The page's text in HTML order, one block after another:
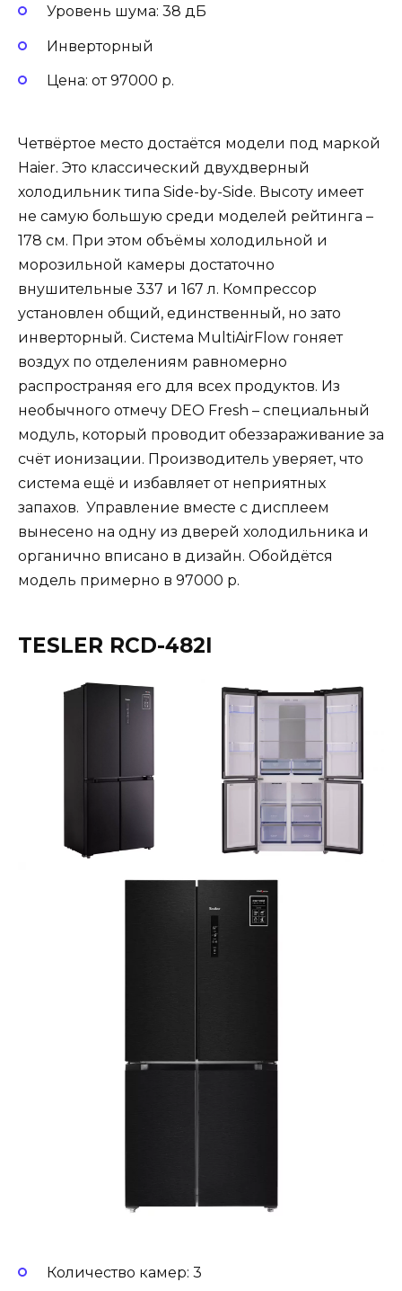
Уровень шума: 38 дБ
Инверторный
Цена: от 97000 р.
Четвёртое место достаётся модели под маркой
Haier. Это классический двухдверный
холодильник типа Side-by-Side. Высоту имеет
не самую большую среди моделей рейтинга –
178 см. При этом объёмы холодильной и
морозильной камеры достаточно
внушительные 337 и 167 л. Компрессор
установлен общий, единственный, но зато
инверторный. Система MultiAirFlow гоняет
воздух по отделениям равномерно
распространяя его для всех продуктов. Из
необычного отмечу DEO Fresh – специальный
модуль, который проводит обеззараживание за
счёт ионизации. Производитель уверяет, что
система ещё и избавляет от неприятных
запахов. Управление вместе с дисплеем
вынесено на одну из дверей холодильника и
органично вписано в дизайн. Обойдётся
модель примерно в 97000 р.
TESLER RCD-482I
Количество камер: 3